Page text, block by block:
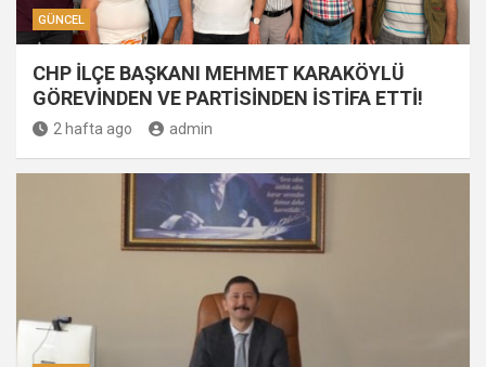
GÜNCEL
CHP İLÇE BAŞKANI MEHMET KARAKÖYLÜ
GÖREVİNDEN VE PARTİSİNDEN İSTİFA ETTİ!
2 hafta ago admin